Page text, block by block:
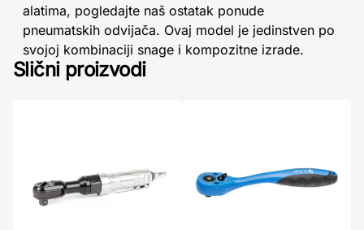
alatima, pogledajte naš ostatak ponude
pneumatskih odvijača. Ovaj model je jedinstven po
svojoj kombinaciji snage i kompozitne izrade.
Slični proizvodi